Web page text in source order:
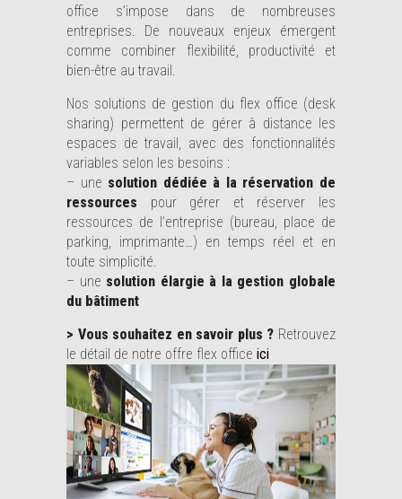
office s’impose dans de nombreuses
entreprises. De nouveaux enjeux émergent
comme combiner flexibilité, productivité et
bien-être au travail.
Nos solutions de gestion du flex office (desk
sharing) permettent de gérer à distance les
espaces de travail, avec des fonctionnalités
variables selon les besoins :
– une solution dédiée à la réservation de
ressources pour gérer et réserver les
ressources de l’entreprise (bureau, place de
parking, imprimante…) en temps réel et en
toute simplicité.
– une solution élargie à la gestion globale
du bâtiment
> Vous souhaitez en savoir plus ? Retrouvez
le détail de notre offre flex office ici